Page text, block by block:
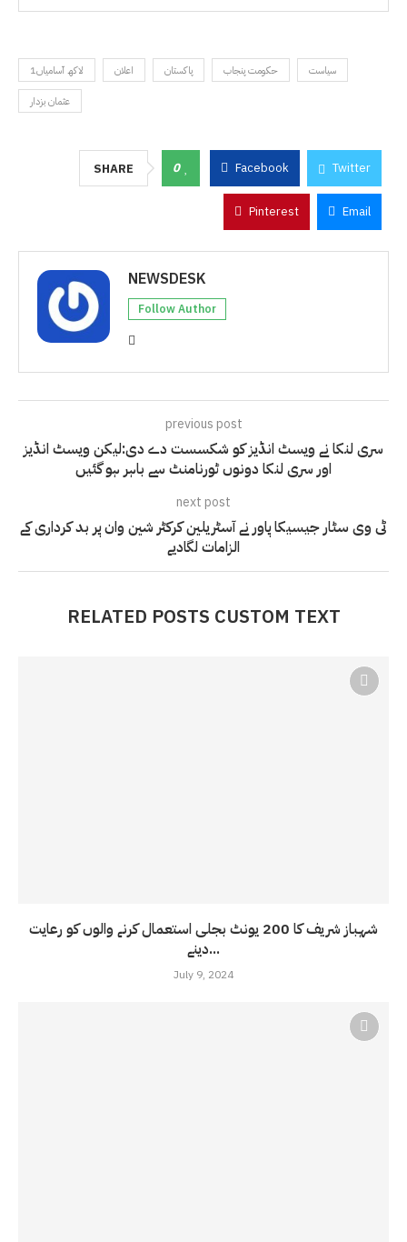
1لاکھ آسامیاں اعلان پاکستان حکومت پنجاب
سیاست
عثمان بزدار
SHARE 0 Facebook Twitter
Pinterest Email
NEWSDESK
Follow Author
previous post
سری لنکا نے ویسٹ انڈیز کو شکسست دے دی:لیکن ویسٹ انڈیز
اور سری لنکا دونوں ٹورنامنٹ سے باہر ہو گئیں
next post
ٹی وی سٹار جیسیکا پاور نے آسٹریلین کرکٹر شین وان پر بد کرداری کے
الزامات لگادیے
RELATED POSTS CUSTOM TEXT
شہباز شریف کا 200 یونٹ بجلی استعمال کرنے والوں کو رعایت
دینے...
July 9, 2024